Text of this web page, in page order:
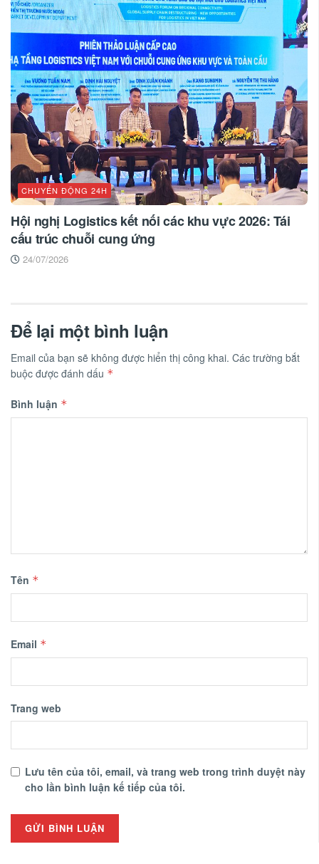
CHUYỂN ĐỘNG 24H
Hội nghị Logistics kết nối các khu vực 2026: Tái
cấu trúc chuỗi cung ứng
24/07/2026
Để lại một bình luận
Email của bạn sẽ không được hiển thị công khai. Các trường bắt
buộc được đánh dấu *
Bình luận *
Tên *
Email *
Trang web
Lưu tên của tôi, email, và trang web trong trình duyệt này
cho lần bình luận kế tiếp của tôi.